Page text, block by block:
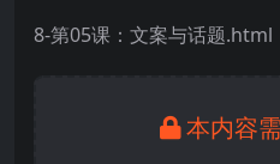
8-第05课：文案与话题.html
本内容